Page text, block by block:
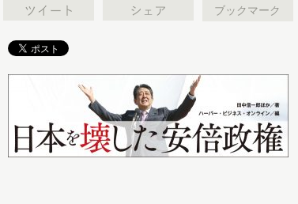
ブックマーク